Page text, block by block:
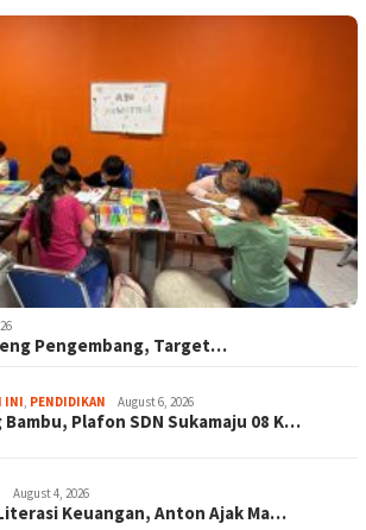
Pengembang, Target…
INI, PENDIDIKAN August 6, 2026
Plafon SDN Sukamaju 08 K…
August 4, 2026
Keuangan, Anton Ajak Ma…